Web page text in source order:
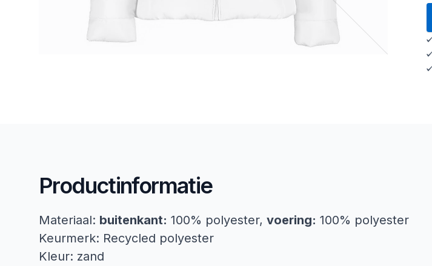
Productinformatie
Materiaal: buitenkant: 100% polyester, voering: 100% polyester
Keurmerk: Recycled polyester
Kleur: zand